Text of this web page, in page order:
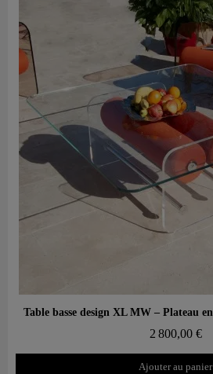
Aperçu rapide
2 800,00 €
Ajouter au panier